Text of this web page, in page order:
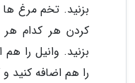
بزنید. تخم مرغ
کردن هر کدام
بزنید. وانیل را
را هم اضافه کنید